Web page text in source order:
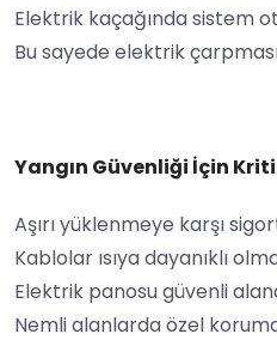
Elektrik kaçağında sistem
Bu sayede elektrik
Yangın Güvenliği İçin
Aşırı yüklenmeye karşı
Kablolar ısıya dayanıklı
Elektrik panosu güvenli
Nemli alanlarda özel